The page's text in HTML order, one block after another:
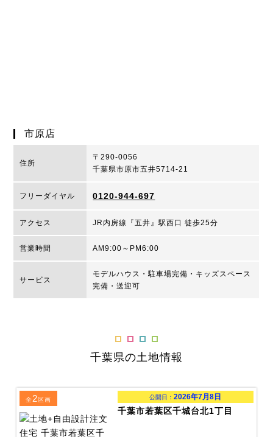
市原店
住所
〒290-0056
千葉県市原市五井5714-21
フリーダイヤル 0120-944-697
アクセス JR内房線『五井』駅西口 徒歩25分
営業時間 AM9:00～PM6:00
サービス
モデルハウス・駐車場完備・キッズスペース
完備・送迎可
千葉県の土地情報
全2区画 公開日：2026年7月8日
千葉市若葉区千城台北1丁目